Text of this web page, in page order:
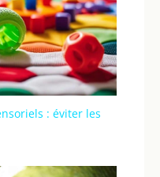
: éviter les